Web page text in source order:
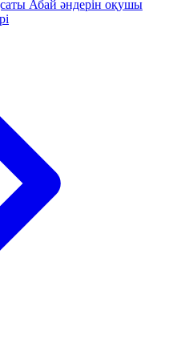
Абай әндерін оқушы